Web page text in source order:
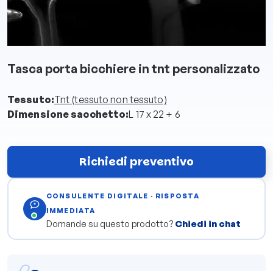
Tasca porta bicchiere in tnt personalizzato
Tessuto:Tnt (tessuto non tessuto)
Dimensione sacchetto:L 17 x 22 + 6
Richiedi preventivo
CONSULENTE DIGITALE · RISPOSTA
IMMEDIATA
Domande su questo prodotto? Chiedi in chat